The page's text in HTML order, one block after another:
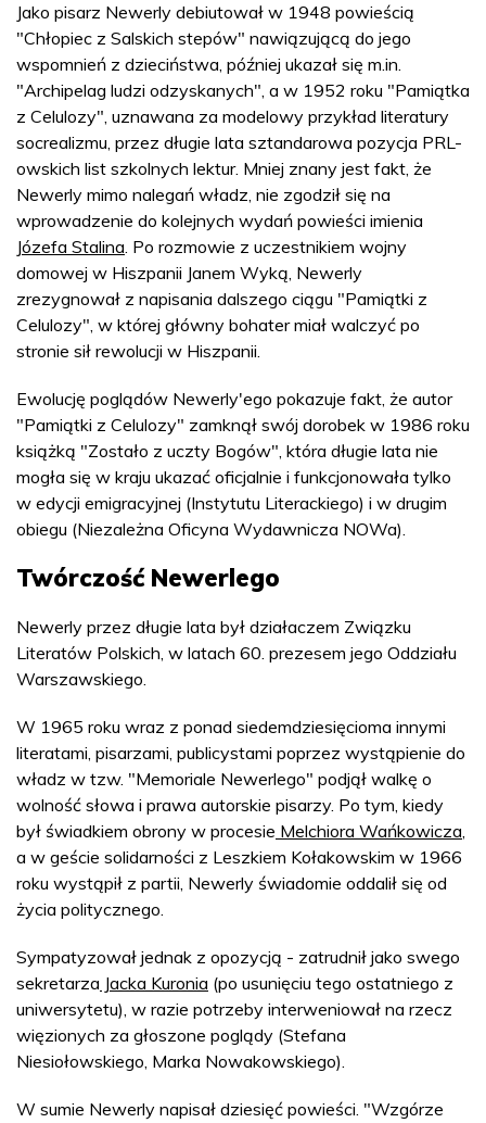
Jako pisarz Newerly debiutował w 1948 powieścią
"Chłopiec z Salskich stepów" nawiązującą do jego
wspomnień z dzieciństwa, później ukazał się m.in.
"Archipelag ludzi odzyskanych", a w 1952 roku "Pamiątka
z Celulozy", uznawana za modelowy przykład literatury
socrealizmu, przez długie lata sztandarowa pozycja PRL-
owskich list szkolnych lektur. Mniej znany jest fakt, że
Newerly mimo nalegań władz, nie zgodził się na
wprowadzenie do kolejnych wydań powieści imienia
Józefa Stalina. Po rozmowie z uczestnikiem wojny
domowej w Hiszpanii Janem Wyką, Newerly
zrezygnował z napisania dalszego ciągu "Pamiątki z
Celulozy", w której główny bohater miał walczyć po
stronie sił rewolucji w Hiszpanii.
Ewolucję poglądów Newerly'ego pokazuje fakt, że autor
"Pamiątki z Celulozy" zamknął swój dorobek w 1986 roku
książką "Zostało z uczty Bogów", która długie lata nie
mogła się w kraju ukazać oficjalnie i funkcjonowała tylko
w edycji emigracyjnej (Instytutu Literackiego) i w drugim
obiegu (Niezależna Oficyna Wydawnicza NOWa).
Twórczość Newerlego
Newerly przez długie lata był działaczem Związku
Literatów Polskich, w latach 60. prezesem jego Oddziału
Warszawskiego.
W 1965 roku wraz z ponad siedemdziesięcioma innymi
literatami, pisarzami, publicystami poprzez wystąpienie do
władz w tzw. "Memoriale Newerlego" podjął walkę o
wolność słowa i prawa autorskie pisarzy. Po tym, kiedy
był świadkiem obrony w procesie Melchiora Wańkowicza,
a w geście solidarności z Leszkiem Kołakowskim w 1966
roku wystąpił z partii, Newerly świadomie oddalił się od
życia politycznego.
Sympatyzował jednak z opozycją - zatrudnił jako swego
sekretarza Jacka Kuronia (po usunięciu tego ostatniego z
uniwersytetu), w razie potrzeby interweniował na rzecz
więzionych za głoszone poglądy (Stefana
Niesiołowskiego, Marka Nowakowskiego).
W sumie Newerly napisał dziesięć powieści. "Wzgórze